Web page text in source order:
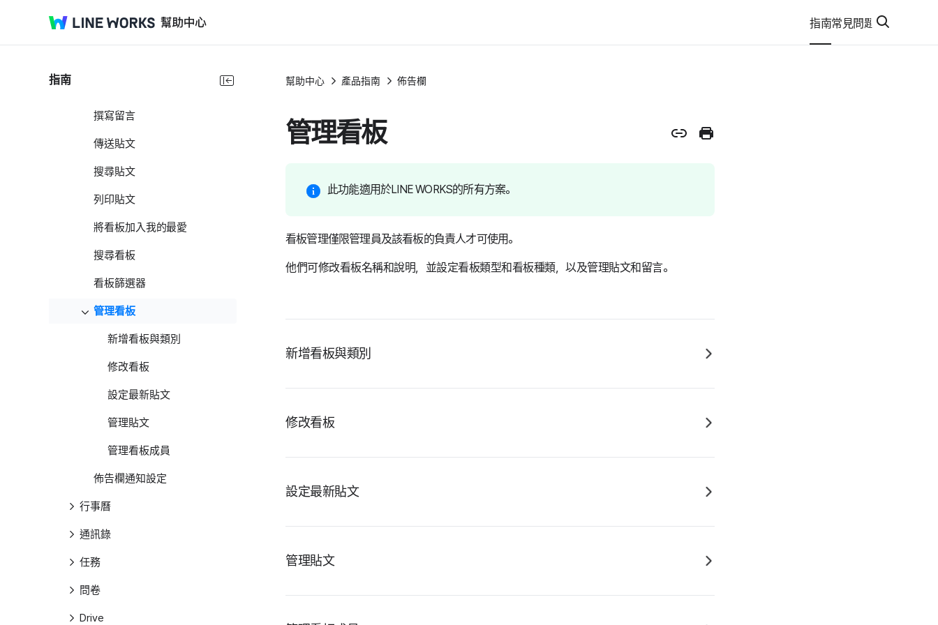
指南常見問題
指南
佈告欄
撰寫留言
傳送貼文
搜尋貼文
列印貼文
將看板加入我的最愛
搜尋看板
看板篩選器
管理看板
新增看板與類別
修改看板
設定最新貼文
管理貼文
管理看板成員
佈告欄通知設定
行事曆
通訊錄
任務
問卷
Drive
幫助中心 產品指南 佈告欄
管理看板
此功能適用於LINE WORKS的所有方案。
看板管理僅限管理員及該看板的負責人才可使用。
他們可修改看板名稱和說明，並設定看板類型和看板種類，以及管理貼文和留言。
新增看板與類別
修改看板
設定最新貼文
管理貼文